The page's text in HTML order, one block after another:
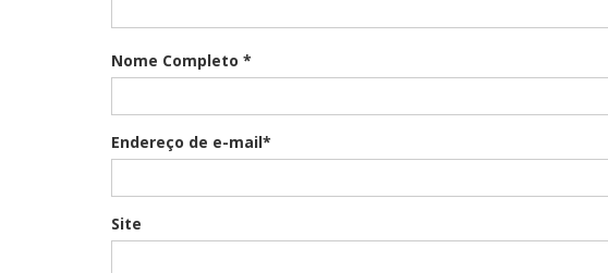
Nome Completo *
Endereço de e-mail*
Site